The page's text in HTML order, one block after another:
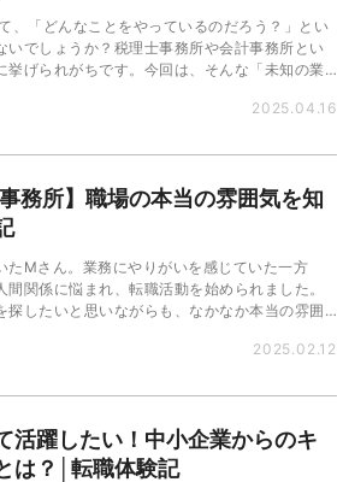
、「どんなことをやっているのだろう？」とい
いでしょうか？税理士事務所や会計事務所とい
挙げられがちです。今回は、そんな「未知の業
2025.04.16
務所】職場の本当の雰囲気を知
たMさん。業務にやりがいを感じていた一方
関係に悩まれ、転職活動を始められました。
探したいと思いながらも、なかなか本当の雰囲
2025.02.12
活躍したい！中小企業からのキ
は？│転職体験記